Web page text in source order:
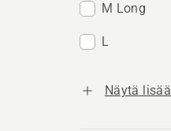
M Long
L
Näytä lisää